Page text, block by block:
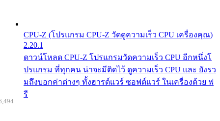
CPU-Z (โปรแกรม CPU-Z วัดดูความเร็ว CPU เครื่องคุณ)
2.20.1
ดาวน์โหลด CPU-Z โปรแกรมวัดความเร็ว CPU อีกหนึ่งโ
ปรแกรม ที่ทุกคน น่าจะมีติดไว้ ดูความเร็ว CPU และ ยังรว
มถึงบอกค่าต่างๆ ทั้งฮารด์แวร์ ซอฟต์แวร์ ในเครื่องด้วย ฟ
รี